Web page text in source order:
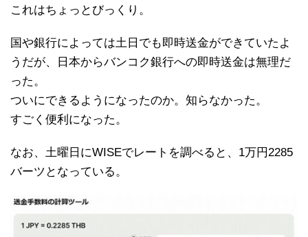
これはちょっとびっくり。
国や銀行によっては土日でも即時送金ができていたよ
うだが、日本からバンコク銀行への即時送金は無理だ
った。
ついにできるようになったのか。知らなかった。
すごく便利になった。
なお、土曜日にWISEでレートを調べると、1万円2285
バーツとなっている。